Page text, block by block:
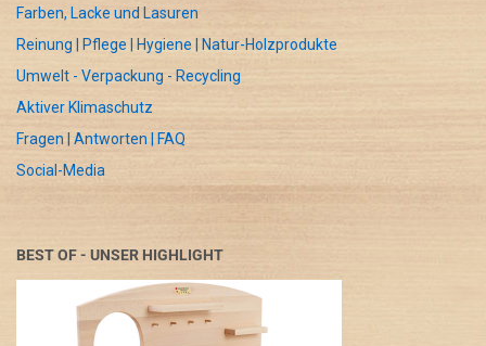
Farben, Lacke und Lasuren
Reinung | Pflege | Hygiene | Natur-Holzprodukte
Umwelt - Verpackung - Recycling
Aktiver Klimaschutz
Fragen | Antworten | FAQ
Social-Media
BEST OF - UNSER HIGHLIGHT